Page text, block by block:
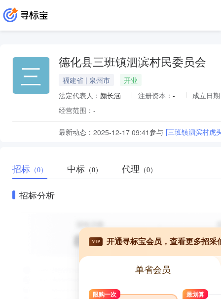
三 德化县三班镇泗滨村民委员会
福建省 | 泉州市
开业
法定代表人： 颜长涵 注册资本： -
成立日
经营范围： -
最新动态： 2025-12-17 09:41参与 [三班镇泗滨村虎
招标 （0） 中标 （0） 代理 （0）
招标分析
VIP 开通寻标宝会员，查看更多招采
单省会员
限购一次 最划算